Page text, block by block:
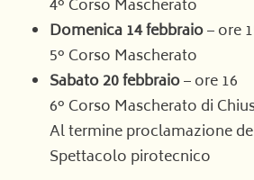
4° Corso Mascherato
Domenica 14 febbraio– ore
5° Corso Mascherato
Sabato 20 febbraio– ore 16
6° Corso Mascherato di
Al termine proclamazione
Spettacolo pirotecnico